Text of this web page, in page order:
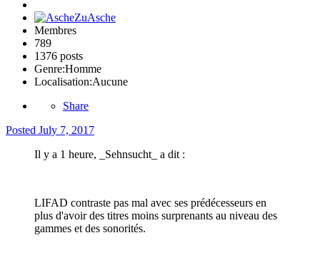
Membres
789
1376 posts
Genre:Homme
Localisation:Aucune
Share
Posted July 7, 2017
Il y a 1 heure, _Sehnsucht_ a dit :
LIFAD contraste pas mal avec ses prédécesseurs en
plus d'avoir des titres moins surprenants au niveau des
gammes et des sonorités.